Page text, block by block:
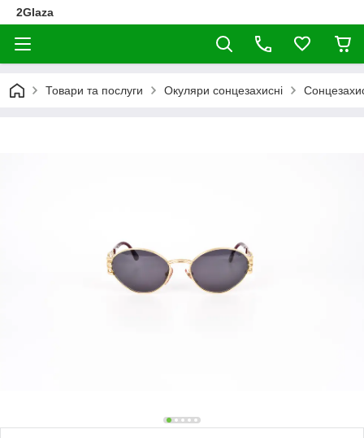
2Glaza
Товари та послуги Окуляри сонцезахисні